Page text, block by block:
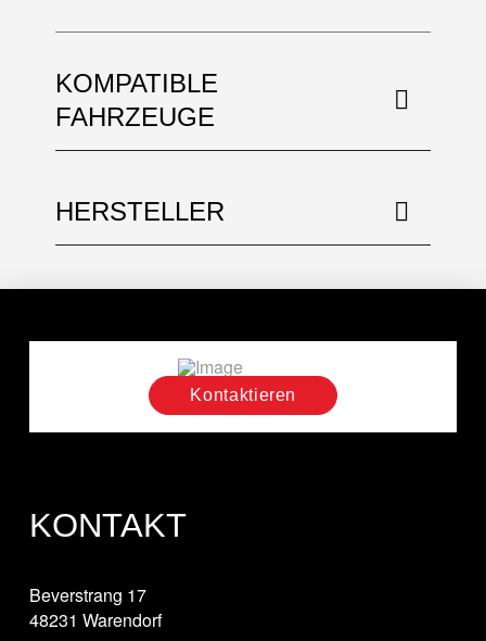
KOMPATIBLE
FAHRZEUGE
HERSTELLER
Kontaktieren
KONTAKT
Beverstrang 17
48231 Warendorf